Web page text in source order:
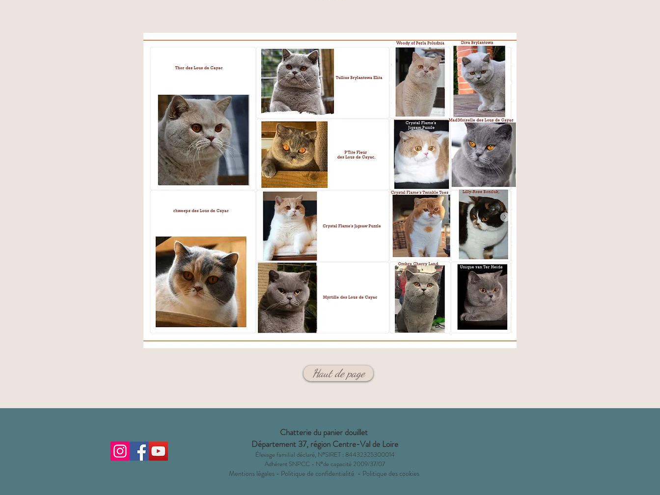
Haut de page
Chatterie du panier douillet
Département 37, région Centre-Val de Loire
Élevage familial déclaré, N°SIRET : 84432325300014
Adhérent SNPCC - N°de capacité 2009/37/07
Mentions légales - Politique de confidentialité - Politique des cookies